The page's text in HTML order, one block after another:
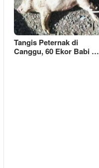
Tangis Peternak di
Canggu, 60 Ekor Babi …